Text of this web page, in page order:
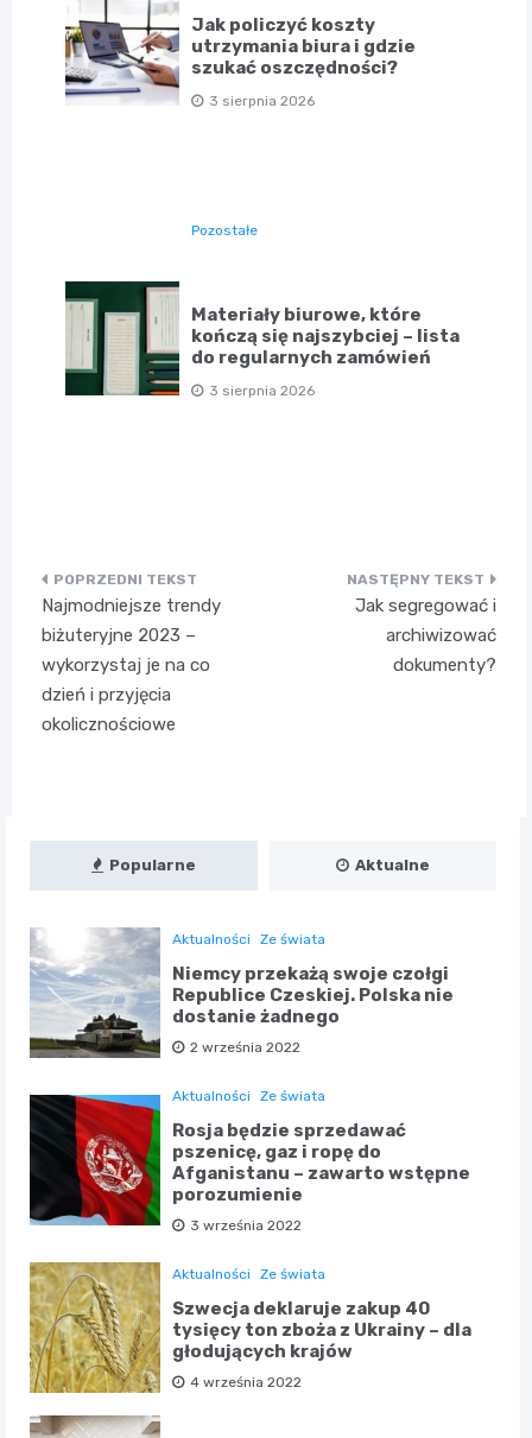
Jak policzyć koszty
utrzymania biura i gdzie
szukać oszczędności?
3 sierpnia 2026
Pozostałe
Materiały biurowe, które
kończą się najszybciej – lista
do regularnych zamówień
3 sierpnia 2026
Nawigacja
wpisu
Najmodniejsze trendy
biżuteryjne 2023 –
wykorzystaj je na co
dzień i przyjęcia
okolicznościowe
Jak segregować i
archiwizować
dokumenty?
Popularne Aktualne
Aktualności Ze świata
Niemcy przekażą swoje czołgi
Republice Czeskiej. Polska nie
dostanie żadnego
2 września 2022
Aktualności Ze świata
Rosja będzie sprzedawać
pszenicę, gaz i ropę do
Afganistanu – zawarto wstępne
porozumienie
3 września 2022
Aktualności Ze świata
Szwecja deklaruje zakup 40
tysięcy ton zboża z Ukrainy – dla
głodujących krajów
4 września 2022